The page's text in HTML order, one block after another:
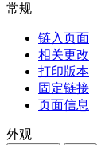
常规
链入页面
相关更改
打印版本
固定链接
页面信息
外观